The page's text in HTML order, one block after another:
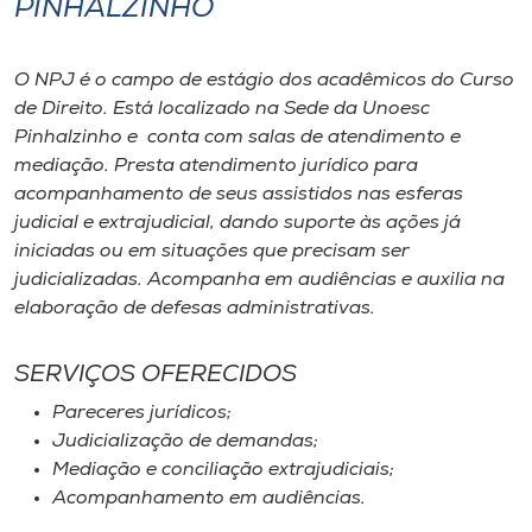
Diplomados
Cultura
CPA
Editora
Rádio
PINHALZINHO
O NPJ é o campo de estágio dos acadêmicos do Curso
de Direito. Está localizado na Sede da Unoesc
Pinhalzinho e conta com salas de atendimento e
mediação. Presta atendimento jurídico para
acompanhamento de seus assistidos nas esferas
judicial e extrajudicial, dando suporte às ações já
iniciadas ou em situações que precisam ser
judicializadas. Acompanha em audiências e auxilia na
elaboração de defesas administrativas.
SERVIÇOS OFERECIDOS
Pareceres jurídicos;
Judicialização de demandas;
Mediação e conciliação extrajudiciais;
Acompanhamento em audiências.